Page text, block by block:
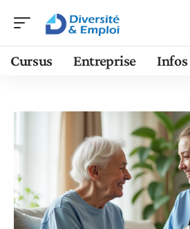
Cursus Entreprise Infos